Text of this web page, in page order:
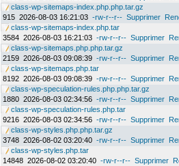
class-wp-sitemaps-index.php.php.tar.gz
915 2026-08-03 16:21:03 -rw-r--r-- Supprimer
class-wp-sitemaps-index.php.tar
3584 2026-08-03 16:21:03 -rw-r--r-- Supprimer
class-wp-sitemaps.php.php.tar.gz
2159 2026-08-03 09:08:39 -rw-r--r-- Supprimer
class-wp-sitemaps.php.tar
8192 2026-08-03 09:08:39 -rw-r--r-- Supprimer
class-wp-speculation-rules.php.php.tar.gz
1880 2026-08-03 02:34:56 -rw-r--r-- Supprimer
class-wp-speculation-rules.php.tar
9216 2026-08-03 02:34:56 -rw-r--r-- Supprimer
class-wp-styles.php.php.tar.gz
3748 2026-08-02 03:20:40 -rw-r--r-- Supprimer
class-wp-styles.php.tar
14848 2026-08-02 03:20:40 -rw-r--r-- Supprimer